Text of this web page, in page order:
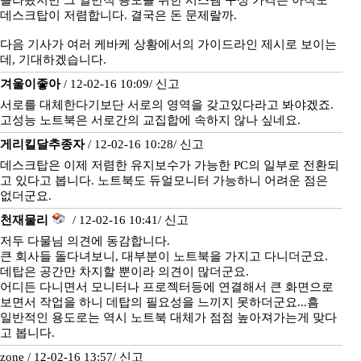
데스크탑이 저렴합니다. 결국은 돈 문제랄까.
다음 기사가 여러 케바케 상황에서의 가이드라인 제시로 보이는
데, 기대하겠습니다.
겨울이좋아/ 12-02-16 10:09/ 신고
서로를 대체한다기보단 서로의 영역을 갖고있다라고 봐야겠죠.
고성능 노트북은 서로간의 교집합에 속하지 않나 싶네요.
게리킬달추종자/ 12-02-16 10:28/ 신고
데스크탑은 이제 저렴한 유지보수가 가능한 PC의 일부로 전환되
고 있다고 봅니다. 노트북도 듀얼모니터 가능하니 어려운 점은
없더군요.
천재물리
/ 12-02-16 10:41/ 신고
저두 다물님 의견에 동감합니다.
큰 회사들 돌다녀보니, 대부분이 노트북을 가지고 다니더군요.
데탑은 공간만 차지할 뿐이라 의견이 많더군요.
어디든 다니면서 모니터나 프로젝터등에 연결해서 큰 화면으로
보면서 작업을 하니 데탑의 필요성을 느끼지 못하더군요...흠
일반적인 용도로는 역시 노트북 대체가 점점 높아져가는게 맞다
고 봅니다.
zone / 12-02-16 13:57/ 신고